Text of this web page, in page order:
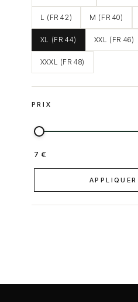
L (FR 42) M (FR 40)
XL (FR 44) XXL (FR 46)
XXXL (FR 48)
PRIX
7 €
APPLIQUER